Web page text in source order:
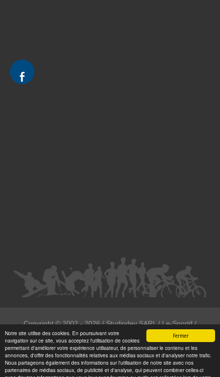
Fermer
Notre site utilise des cookies. En poursuivant votre
navigation sur ce site, vous acceptez l'utilisation de cookies
permettant d'améliorer votre expérience utilisateur, de personnaliser le contenu et les
annonces, d'offrir des fonctionnalités relatives aux médias sociaux et d'analyser notre trafic.
Nous partageons également des informations sur l'utilisation de notre site avec nos
partenaires de médias sociaux, de publicité et d'analyse, qui peuvent combiner celles-ci
Copyright ©2002 - 2026/ Studiodev SARL / Le-Sportif /
Registration4all
Tous droits réservées.
Numéro de déclaration CNIL : 1999972